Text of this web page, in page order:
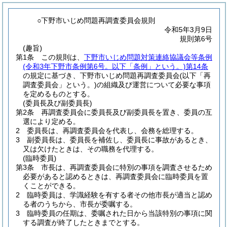
○下野市いじめ問題再調査委員会規則
令和5年3月9日
規則第6号
(趣旨)
第1条
この規則は、 下野市いじめ問題対策連絡協議会等条例
(令和3年下野市条例第6号。以下「条例」という。)第14条
の規定に基づき、下野市いじめ問題再調査委員会(以下「再
調査委員会」という。)の組織及び運営について必要な事項
を定めるものとする。
(委員長及び副委員長)
第2条
再調査委員会に委員長及び副委員長を置き、委員の互
選により定める。
2
委員長は、再調査委員会を代表し、会務を総理する。
3
副委員長は、委員長を補佐し、委員長に事故があるとき、
又は欠けたときは、その職務を代理する。
(臨時委員)
第3条
市長は、再調査委員会に特別の事項を調査させるため
必要があると認めるときは、再調査委員会に臨時委員を置
くことができる。
2
臨時委員は、学識経験を有する者その他市長が適当と認め
る者のうちから、市長が委嘱する。
3
臨時委員の任期は、委嘱された日から当該特別の事項に関
する調査が終了したときまでとする。